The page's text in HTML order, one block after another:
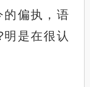
偏执，语
是在很认